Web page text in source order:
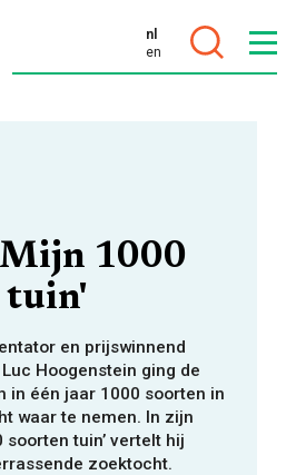
nl
en
1000
tuin'
en prijswinnend
Hoogenstein ging de
in één jaar 1000 soorten in
waar te nemen. In zijn
soorten tuin’ vertelt hij
zoektocht.